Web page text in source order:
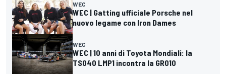
WEC
WEC | Gatting ufficiale Porsche nel
nuovo legame con Iron Dames
WEC
WEC | 10 anni di Toyota Mondiali: la
TS040 LMP1 incontra la GR010